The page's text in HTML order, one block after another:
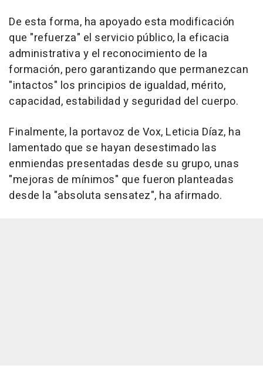
De esta forma, ha apoyado esta modificación
que "refuerza" el servicio público, la eficacia
administrativa y el reconocimiento de la
formación, pero garantizando que permanezcan
"intactos" los principios de igualdad, mérito,
capacidad, estabilidad y seguridad del cuerpo.
Finalmente, la portavoz de Vox, Leticia Díaz, ha
lamentado que se hayan desestimado las
enmiendas presentadas desde su grupo, unas
"mejoras de mínimos" que fueron planteadas
desde la "absoluta sensatez", ha afirmado.